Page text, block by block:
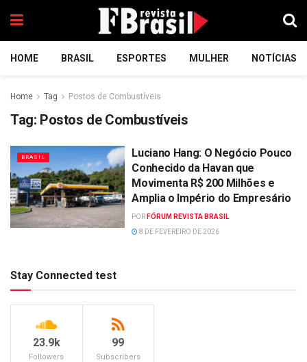
HOME BRASIL ESPORTES MULHER NOTÍCIAS
Home Tag Postos de Combustíveis
Tag: Postos de Combustíveis
BRASIL
Luciano Hang: O Negócio Pouco
Conhecido da Havan que
Movimenta R$ 200 Milhões e
Amplia o Império do Empresário
POR FÓRUM REVISTA BRASIL
8 DE FEVEREIRO DE 2026
Stay Connected test
23.9k
Followers
99
Subscribers